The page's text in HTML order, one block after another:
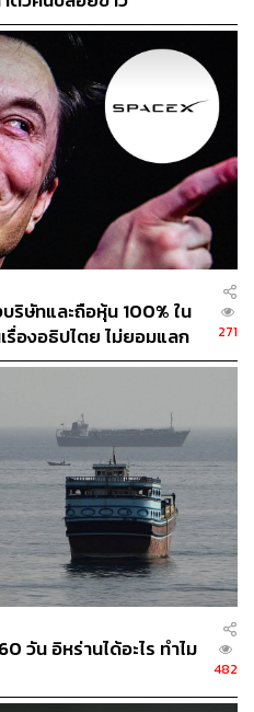
อเชียกลางอีก 25 ประเทศ
มมิวนิสต์ที่เคยเป็นภัยคุกคาม
โตจำเป็นต้องนิยามตัวเอง
างและแนวทางในการดำเนิน
ทโลกที่เปลี่ยนแปลงไป
ปฏิบัติการรักษาสันติภาพ
ระชาชาติและองค์การว่าด้วย
ยุโรป (OSCE) อีกทั้งยังหา
บอดีตประเทศผู้นำโลก
บาทสำคัญเชิงสร้างสรรค์
งปรับบทบาททางทหารให้
ระชาชน โดยดำเนิน
การพัฒนาเศรษฐกิจและ
เทศที่ไม่ใช่สมาชิก
เครื่องบินพลีชีพพุ่งชนตึก
เพนตากอนเมื่อ 16 ปีที่แล้ว นับ
พันธมิตรในนาโตอีกครั้ง นำ
ก่อการร้ายในอัฟกานิสถาน
ประเทศสมาชิกนาโตปฏิบัติ
รา 5 ที่กล่าวว่า ‘หาก
ากประเทศนอกสมาชิก
ภาวะสงครามและเข้าช่วย
’
มท้าทายใหม่ๆ จาก ‘ภัย
วโลก รวมถึงท่าทีที่แข็งกร้าว
ะธานาธิบดีวลาดิเมียร์ ปูติน
ครเมียให้เป็นส่วนหนึ่งของ
ริษัทและถือหุ้น 100% ใน
รื่องอธิปไตย ไม่ยอมแลก
271
วัน อิหร่านได้อะไร ทำไม
482